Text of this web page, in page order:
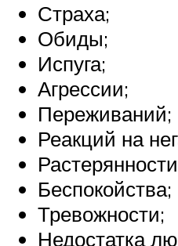
Страха;
Обиды;
Испуга;
Агрессии;
Переживаний;
Реакций на
Беспокойства;
Тревожности;
Недостатка